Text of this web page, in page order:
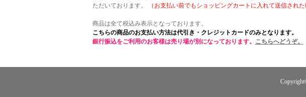
ただいております。
（お支払い前でもショッピングカートに入れて送信され
商品は全て税込み表示となっております。
こちらの商品のお支払い方法は代引き・クレジットカードのみとなります。
銀行振込をご利用のお客様は売り場が別になっております。 こちらへどうぞ。